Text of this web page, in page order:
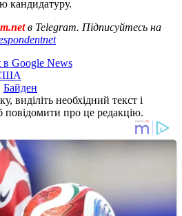
кандидатуру.
в Telegram. Підписуйтесь на
в Google News
Байден
виділіть необхідний текст і
повідомити про це редакцію.